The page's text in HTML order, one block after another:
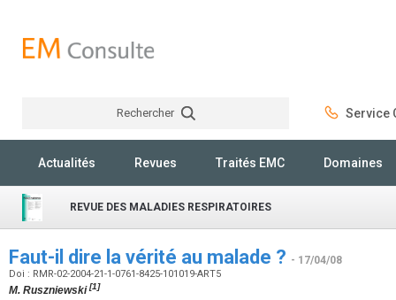
Rechercher Service
Actualités Revues Traités EMC Domaines
REVUE DES MALADIES RESPIRATOIRES
Faut-il dire la vérité au malade ? - 17/04/08
Doi : RMR-02-2004-21-1-0761-8425-101019-ART5
M. Ruszniewski[1]